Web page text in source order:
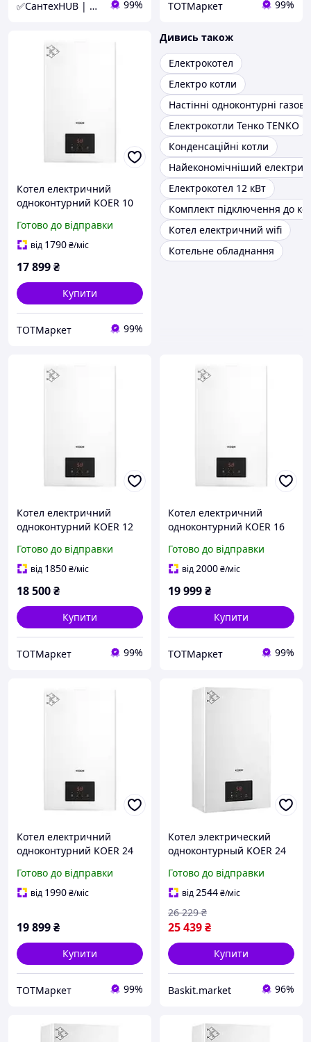
✅СантехHUB | SantehHUB.com 99% ТОТМаркет 99%
Котел електричний
одноконтурний KOER 10
Готово до відправки
від 1790₴/міс
17 899₴
Купити
ТОТМаркет 99%
Дивись також
Електрокотел
Електро котли
Настінні одноконтурні
Електрокотли Тенко TENKO
Конденсаційні котли
Найекономічніший
Електрокотел 12 кВт
Комплект підключення до
Котел електричний wifi
Котельне обладнання
Котел електричний
одноконтурний KOER 12
Готово до відправки
від 1850₴/міс
18 500₴
Купити
ТОТМаркет 99%
Котел електричний
одноконтурний KOER 16
Готово до відправки
від2000₴/міс
19 999₴
Купити
ТОТМаркет 99%
Котел електричний
одноконтурний KOER 24
Готово до відправки
від 1990₴/міс
19 899₴
Купити
ТОТМаркет 99%
Котел электрический
одноконтурный KOER 24
Готово до відправки
від2544₴/міс
25 439₴
26 229 ₴
Купити
Baskit.market 96%